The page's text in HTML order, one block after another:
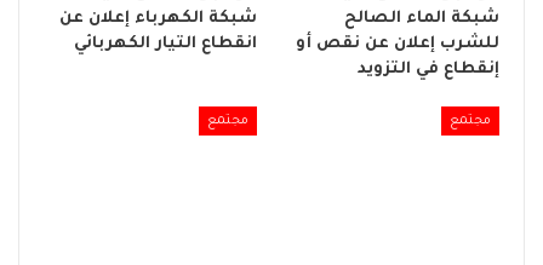
شبكة الماء الصالح
للشرب إعلان عن نقص أو
إنقطاع في التزويد
شبكة الكهرباء إعلان عن
انقطاع التيار الكهربائي
مجتمع مجتمع